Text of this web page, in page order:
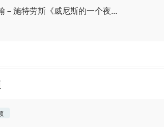
－施特劳斯《威尼斯的一个夜...